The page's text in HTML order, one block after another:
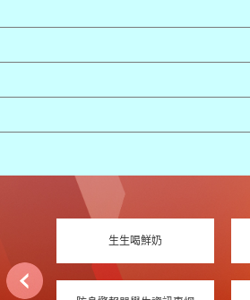
生生喝鮮奶